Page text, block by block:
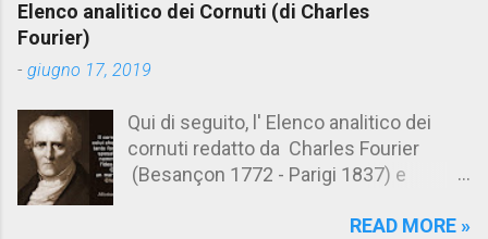
n
t
Elenco analitico dei Cornuti (di Charles
Fourier)
- giugno 17, 2019
Qui di seguito, l' Elenco analitico dei
cornuti redatto da Charles Fourier
(Besançon 1772 - Parigi 1837) e
Aforismario trovi anche una raccolta di
READ MORE »